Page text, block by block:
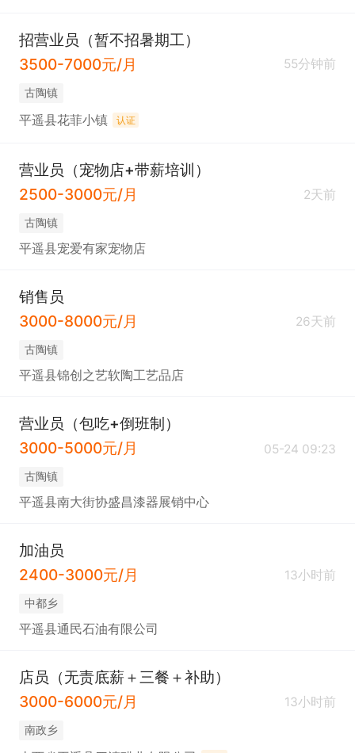
招营业员（暂不招暑期工）
3500-7000元/月
55分钟前
古陶镇
平遥县花菲小镇 认证
营业员（宠物店+带薪培训）
2500-3000元/月
2天前
古陶镇
平遥县宠爱有家宠物店
销售员
3000-8000元/月
26天前
古陶镇
平遥县锦创之艺软陶工艺品店
营业员（包吃+倒班制）
3000-5000元/月
05-24 09:23
古陶镇
平遥县南大街协盛昌漆器展销中心
加油员
2400-3000元/月
13小时前
中都乡
平遥县通民石油有限公司
店员（无责底薪＋三餐＋补助）
3000-6000元/月
13小时前
南政乡